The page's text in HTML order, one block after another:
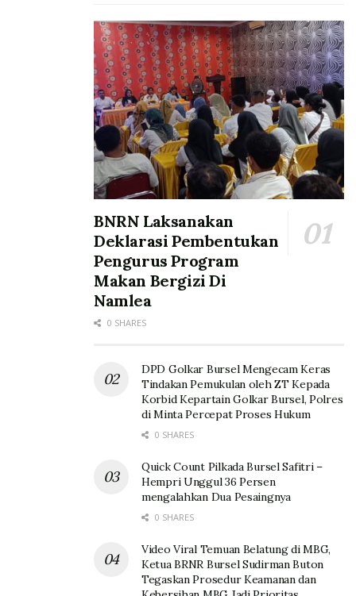
BNRN Laksanakan
Deklarasi Pembentukan
Pengurus Program
Makan Bergizi Di
Namlea
0 SHARES
DPD Golkar Bursel Mengecam Keras
Tindakan Pemukulan oleh ZT Kepada
Korbid Kepartain Golkar Bursel, Polres
di Minta Percepat Proses Hukum
0 SHARES
Quick Count Pilkada Bursel Safitri –
Hempri Unggul 36 Persen
mengalahkan Dua Pesaingnya
0 SHARES
Video Viral Temuan Belatung di MBG,
Ketua BRNR Bursel Sudirman Buton
Tegaskan Prosedur Keamanan dan